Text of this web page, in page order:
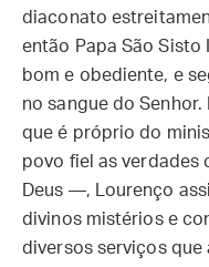
diaconato
então Papa São Sisto
bom e obediente, e
no sangue do
que é próprio do
povo fiel as verdades
Deus —, Lourenço
divinos mistérios e
diversos serviços